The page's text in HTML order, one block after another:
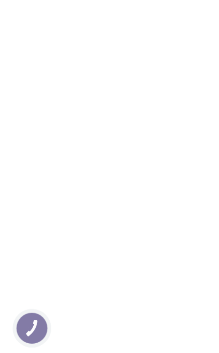
КНОПКА
ЗВ'ЯЗКУ